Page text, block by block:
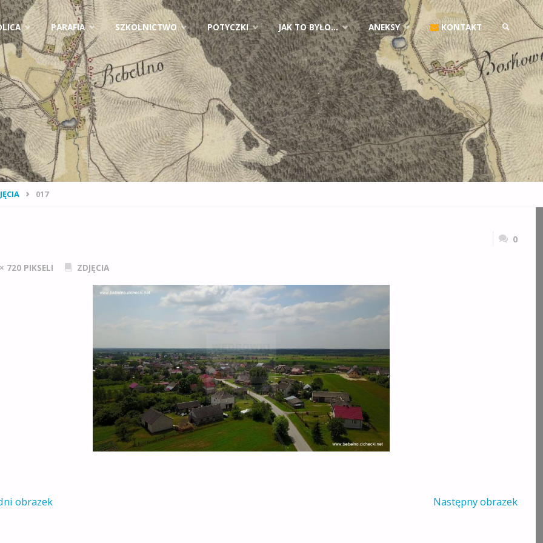
PARAFIA SZKOLNICTWO POTYCZKI JAK TO BYŁO… ANEKSY KONTAKT
SZUKAJ
017
0
720 PIKSELI ZDJĘCIA
obrazek Następny obrazek